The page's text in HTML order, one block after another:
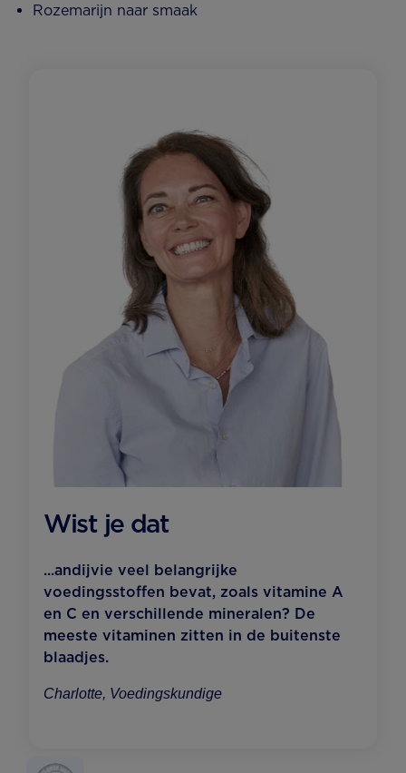
Rozemarijn naar smaak
Wist je dat
...andijvie veel belangrijke
voedingsstoffen bevat, zoals vitamine A
en C en verschillende mineralen? De
meeste vitaminen zitten in de buitenste
blaadjes.
Charlotte, Voedingskundige